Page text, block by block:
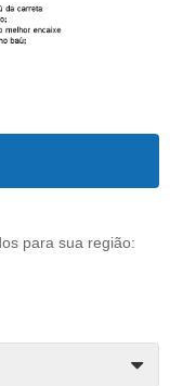
para sua região: